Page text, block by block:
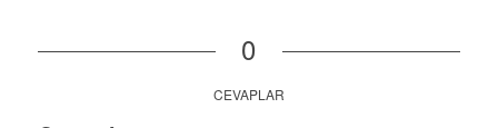
0
CEVAPLAR